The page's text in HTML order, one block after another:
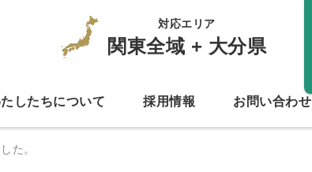
対応エリア
関東全域 + 大分県
したちについて 採用情報 お問い合わせ
た。